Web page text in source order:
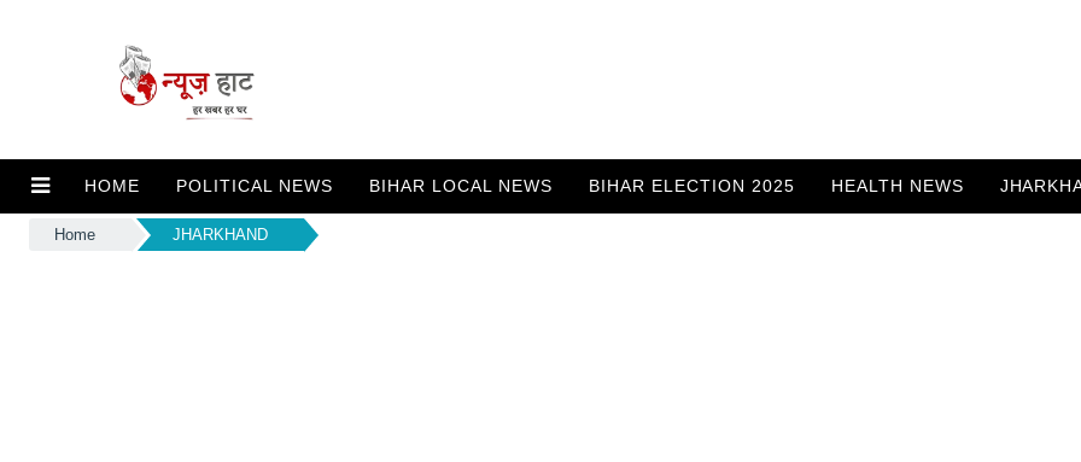
HOME POLITICAL NEWS BIHAR LOCAL NEWS BIHAR ELECTION 2025 HEALTH NEWS
Home JHARKHAND